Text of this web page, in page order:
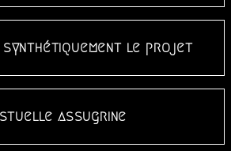
synthétiquement le projet
assugrine